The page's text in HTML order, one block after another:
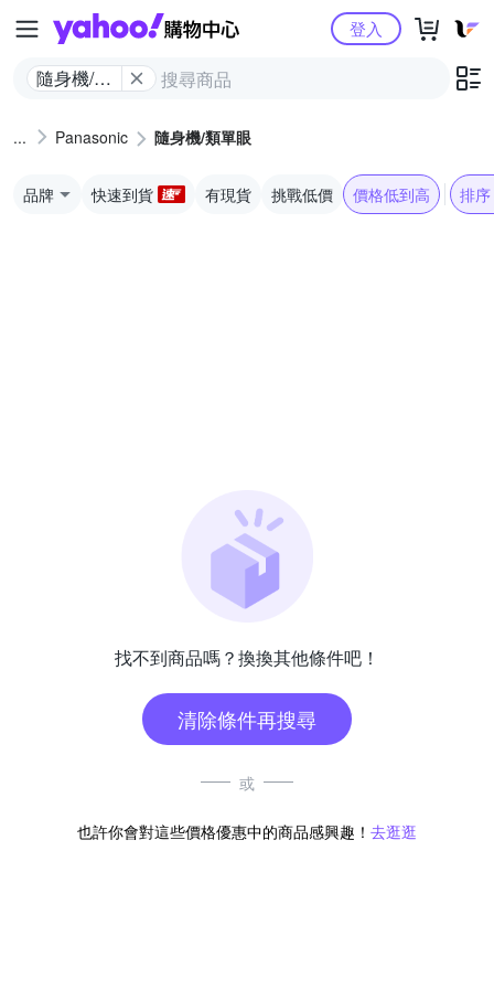
Yahoo購物中心
隨身機/類
登入
Panasonic 隨身機/類單眼
品牌 快速到貨 有現貨 挑戰低價 價格低到高 排序
找不到商品嗎？換換其他條件吧！
清除條件再搜尋
或
也許你會對這些價格優惠中的商品感興趣！ 去逛逛